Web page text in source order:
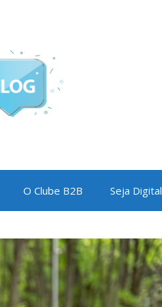
O Clube B2B Seja Digital